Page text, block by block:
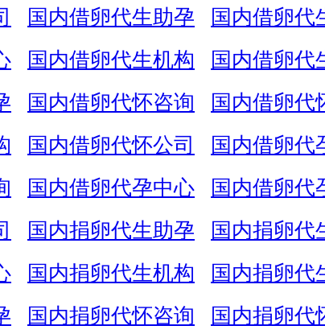
国内借卵代生助孕
国内借卵代
国内借卵代生机构
国内借卵代
国内借卵代怀咨询
国内借卵代
国内借卵代怀公司
国内借卵代
国内借卵代孕中心
国内借卵代
国内捐卵代生助孕
国内捐卵代
国内捐卵代生机构
国内捐卵代
国内捐卵代怀咨询
国内捐卵代